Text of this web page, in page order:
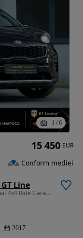
1 / 6
Line
1995 cm3 • 185 CP • GT Line Full Trapa automat 4x4 Rate Garantie 24 luni Finantare
2017
15 450 EUR
Conform mediei